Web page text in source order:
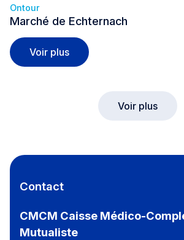
Marché de Echternach
Ontour
Voir plusMarché de Echternach
Voir plus
Contact
CMCM Caisse Médico-
Mutualiste